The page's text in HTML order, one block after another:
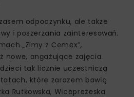
odpoczynku, ale także
i poszerzania zainteresowań.
„Zimy z Cemex”,
nowe, angażujące zajęcia.
tak licznie uczestniczą
które zarazem bawią
Rutkowska, Wiceprezeska